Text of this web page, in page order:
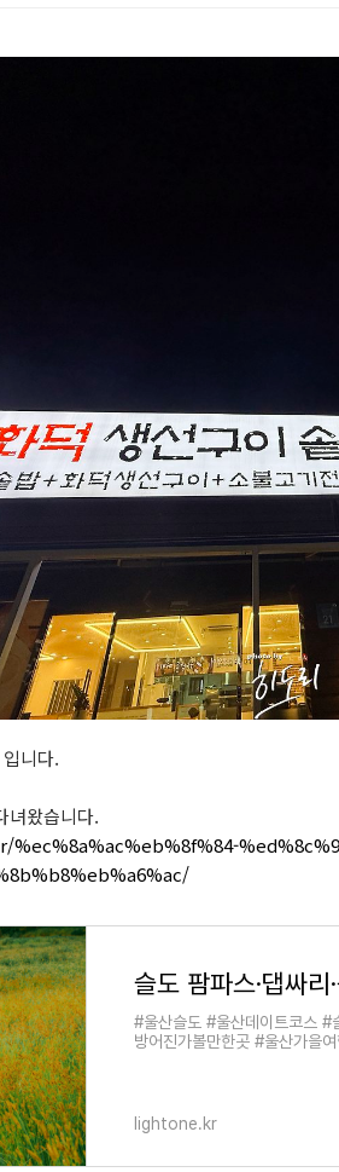
니다.
녀왔습니다.
#울산슬도 #울산데이트코스 #
방어진가볼만한곳 #울산가을
lightone.kr